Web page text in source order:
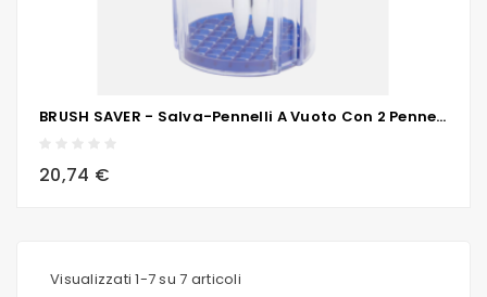
BRUSH SAVER - Salva-Pennelli A Vuoto Con 2 Pennelli
20,74 €
local_grocery_store visibility
Visualizzati 1-7 su 7 articoli